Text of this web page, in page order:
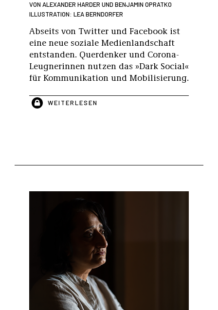
VON ALEXANDER HARDER UND BENJAMIN OPRATKO
ILLUSTRATION: LEA BERNDORFER
Abseits von Twitter und Facebook ist
eine neue soziale Medienlandschaft
entstanden. Querdenker und Corona-
Leugnerinnen nutzen das »Dark Social«
für Kommunikation und Mobilisierung.
WEITERLESEN